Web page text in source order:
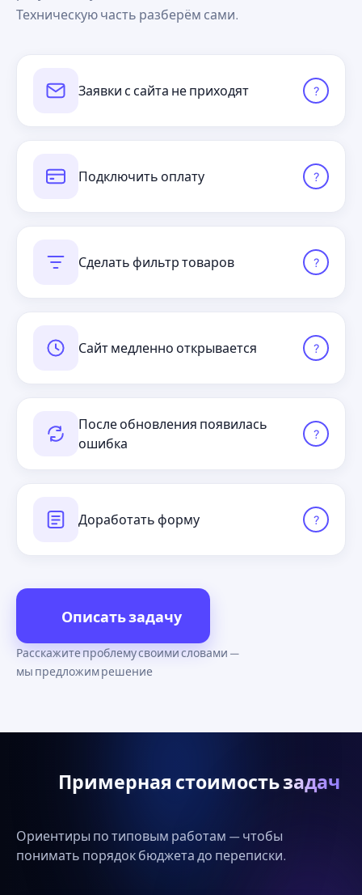
Техническую часть разберём сами.
Заявки с сайта не приходят ?
Подключить оплату ?
Сделать фильтр товаров ?
Сайт медленно открывается ?
После обновления появилась
ошибка
?
Доработать форму ?
Описать задачу
Расскажите проблему своими словами —
мы предложим решение
Примерная стоимостьзадач
Ориентиры по типовым работам — чтобы
понимать порядок бюджета до переписки.